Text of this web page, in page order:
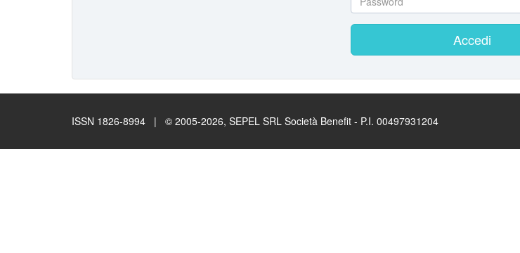
Accedi
ISSN 1826-8994 | © 2005-2026, SEPEL SRL Società Benefit - P.I. 00497931204